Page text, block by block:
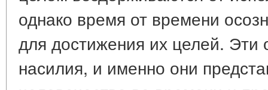
однако время от времени
для достижения их целей. Эти
насилия, и именно они